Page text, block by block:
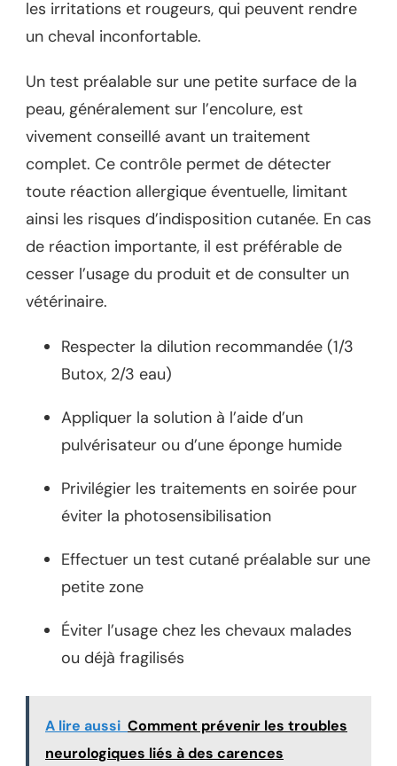
les irritations et rougeurs, qui peuvent rendre
un cheval inconfortable.
Un test préalable sur une petite surface de la
peau, généralement sur l’encolure, est
vivement conseillé avant un traitement
complet. Ce contrôle permet de détecter
toute réaction allergique éventuelle, limitant
ainsi les risques d’indisposition cutanée. En cas
de réaction importante, il est préférable de
cesser l’usage du produit et de consulter un
vétérinaire.
Respecter la dilution recommandée (1/3
Butox, 2/3 eau)
Appliquer la solution à l’aide d’un
pulvérisateur ou d’une éponge humide
Privilégier les traitements en soirée pour
éviter la photosensibilisation
Effectuer un test cutané préalable sur une
petite zone
Éviter l’usage chez les chevaux malades
ou déjà fragilisés
A lire aussi Comment prévenir les troubles
neurologiques liés à des carences